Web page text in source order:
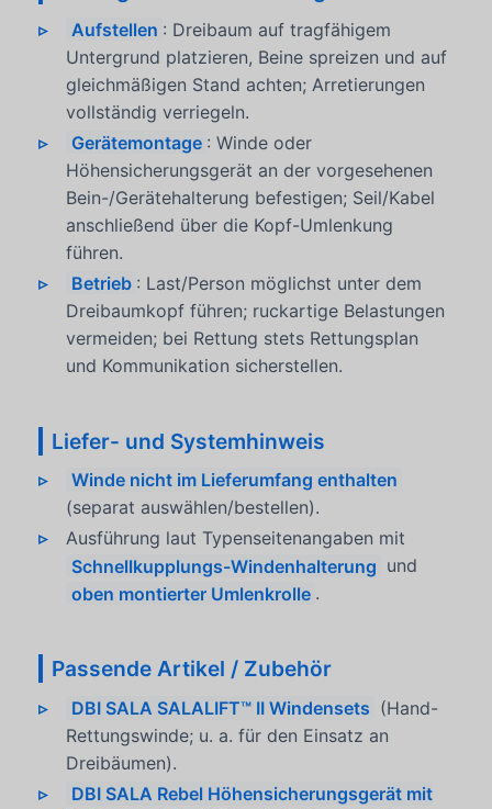
Aufstellen : Dreibaum auf tragfähigem
Untergrund platzieren, Beine spreizen und auf
gleichmäßigen Stand achten; Arretierungen
vollständig verriegeln.
Gerätemontage : Winde oder
Höhensicherungsgerät an der vorgesehenen
Bein-/Gerätehalterung befestigen; Seil/Kabel
anschließend über die Kopf-Umlenkung
führen.
Betrieb : Last/Person möglichst unter dem
Dreibaumkopf führen; ruckartige Belastungen
vermeiden; bei Rettung stets Rettungsplan
und Kommunikation sicherstellen.
Liefer- und Systemhinweis
Winde nicht im Lieferumfang enthalten
(separat auswählen/bestellen).
Ausführung laut Typenseitenangaben mit
Schnellkupplungs-Windenhalterung und
oben montierter Umlenkrolle .
Passende Artikel / Zubehör
DBI SALA SALALIFT™ II Windensets (Hand-
Rettungswinde; u. a. für den Einsatz an
Dreibäumen).
DBI SALA Rebel Höhensicherungsgerät mit